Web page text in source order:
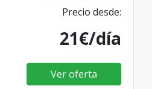
Precio desde:
21€/día
Ver oferta